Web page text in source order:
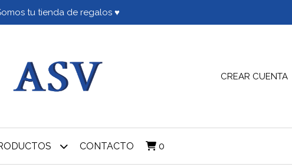
tu tienda de regalos ♥
CREAR CUENTA
CONTACTO 0